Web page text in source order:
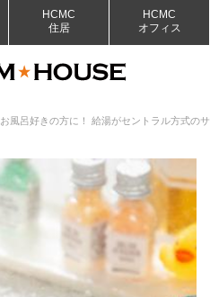
HCMC
住居
HCMC
オフィス
お風呂好きの方に！ 給湯がセントラル方式のサ